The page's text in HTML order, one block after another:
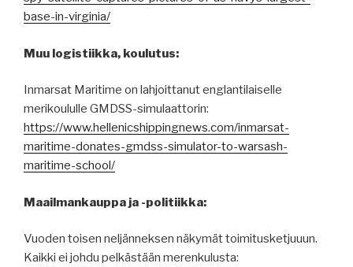
base-in-virginia/
Muu logistiikka, koulutus:
Inmarsat Maritime on lahjoittanut englantilaiselle
merikoululle GMDSS-simulaattorin:
https://www.hellenicshippingnews.com/inmarsat-
maritime-donates-gmdss-simulator-to-warsash-
maritime-school/
Maailmankauppa ja -politiikka:
Vuoden toisen neljänneksen näkymät toimitusketjuuun.
Kaikki ei johdu pelkästään merenkulusta: